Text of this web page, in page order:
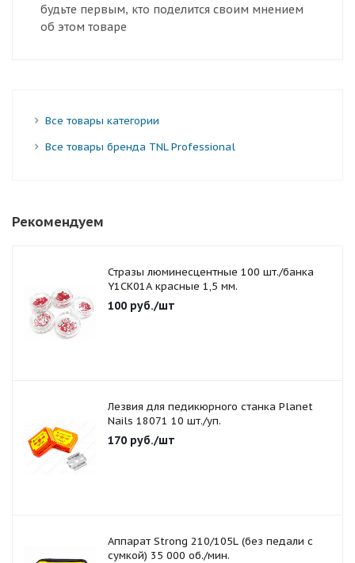
будьте первым, кто поделится своим мнением
об этом товаре
Все товары категории
Все товары бренда TNL Professional
Рекомендуем
Стразы люминесцентные 100 шт./банка
Y1CK01A красные 1,5 мм.
100 руб./шт
Лезвия для педикюрного станка Planet
Nails 18071 10 шт./уп.
170 руб./шт
Аппарат Strong 210/105L (без педали с
сумкой) 35 000 об./мин.